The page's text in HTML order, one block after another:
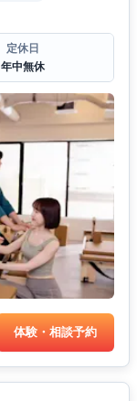
定休日
年中無休
体験・相談予約